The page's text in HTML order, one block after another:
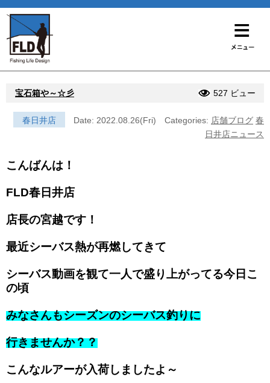
宝石箱や～☆彡 527 ビュー
春日井店 Date: 2022.08.26(Fri) Categories: 店舗ブログ 春
日井店ニュース
こんばんは！
FLD春日井店
店長の宮越です！
最近シーバス熱が再燃してきて
シーバス動画を観て一人で盛り上がってる今日こ
の頃
みなさんもシーズンのシーバス釣りに
行きませんか？？
こんなルアーが入荷しましたよ～